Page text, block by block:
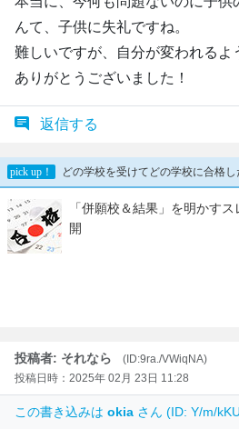
んて、子供に失礼ですね。
難しいですが、自分が変われるよ
ありがとうございました！
返信する
投稿者: それなら
(ID:9ra./VWiqNA)
投稿日時：2025年 02月 23日 11:28
この書き込みは okia さん (ID: Y/m/